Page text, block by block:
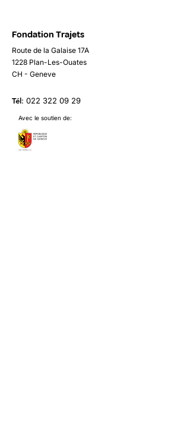
Fondation Trajets
Route de la Galaise 17A
1228 Plan-Les-Ouates
CH - Geneve
Tél: 022 322 09 29
Avec le soutien de: